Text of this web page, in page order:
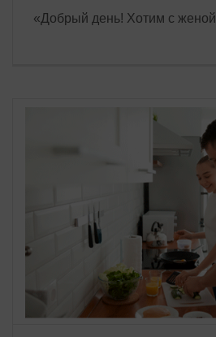
«Добрый день! Хотим с женой